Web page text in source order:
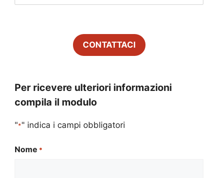
CONTATTACI
Per ricevere ulteriori informazioni
compila il modulo
"*" indica i campi obbligatori
Nome *